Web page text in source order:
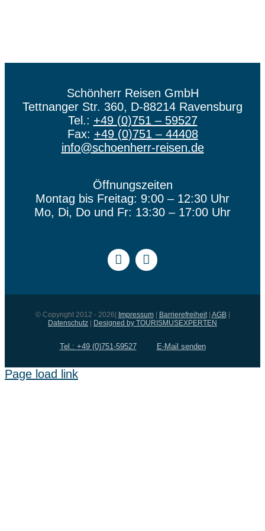
Schönherr Reisen GmbH
Tettnanger Str. 360, D-88214 Ravensburg
Tel.: +49 (0)751 – 59527
Fax: +49 (0)751 – 44408
info@schoenherr-reisen.de
Öffnungszeiten
Montag bis Freitag: 9:00 – 12:30 Uhr
Mo, Di, Do und Fr: 13:30 – 17:00 Uhr
© Copyright 2012 - 2026| Impressum| Barrierefreiheit| AGB|
Datenschutz
Designed by TOURISMUSEXPERTEN
Tel.: +49 (0)751-59527 E-Mail senden
Page load link